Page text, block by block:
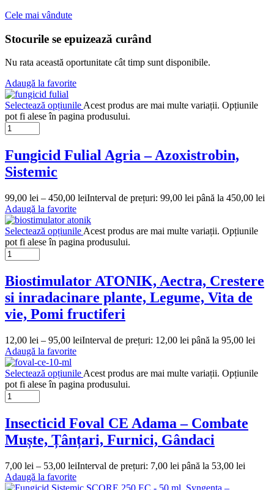
Cele mai vândute
Stocurile se epuizează curând
Nu rata această oportunitate cât timp sunt disponibile.
Adaugă la favorite
Selectează opțiunile Acest produs are mai multe variații. Opțiunile
pot fi alese în pagina produsului.
Fungicid Fulial Agria – Azoxistrobin,
Sistemic
99,00 lei – 450,00 leiInterval de prețuri: 99,00 lei până la 450,00 lei
Adaugă la favorite
Selectează opțiunile Acest produs are mai multe variații. Opțiunile
pot fi alese în pagina produsului.
Biostimulator ATONIK, Aectra, Crestere
si inradacinare plante, Legume, Vita de
vie, Pomi fructiferi
12,00 lei – 95,00 leiInterval de prețuri: 12,00 lei până la 95,00 lei
Adaugă la favorite
Selectează opțiunile Acest produs are mai multe variații. Opțiunile
pot fi alese în pagina produsului.
Insecticid Foval CE Adama – Combate
Muște, Țânțari, Furnici, Gândaci
7,00 lei – 53,00 leiInterval de prețuri: 7,00 lei până la 53,00 lei
Adaugă la favorite